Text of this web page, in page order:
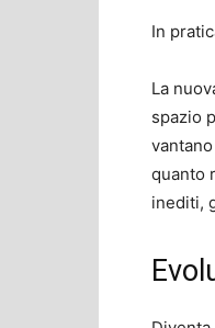
In
La
spazio
vantano
quanto
inediti,